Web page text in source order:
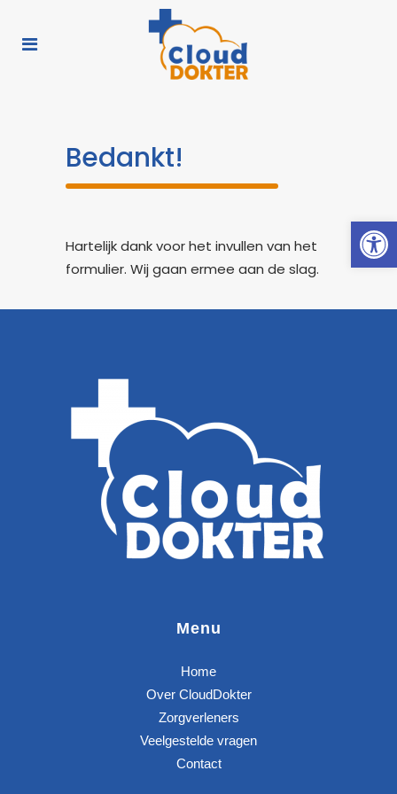
Bedankt!
Hartelijk dank voor het invullen van het
formulier. Wij gaan ermee aan de slag.
Menu
Home
Over CloudDokter
Zorgverleners
Veelgestelde vragen
Contact